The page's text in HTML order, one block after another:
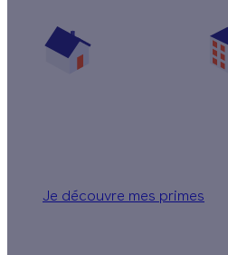
Je découvre mes primes